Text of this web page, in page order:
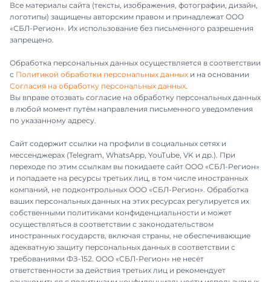
Все материалы сайта (тексты, изображения, фотографии, дизайн,
логотипы) защищены авторским правом и принадлежат ООО
«СБЛ-Регион». Их использование без письменного разрешения
запрещено.
Обработка персональных данных осуществляется в соответствии
с Политикой обработки персональных данных и на основании
Согласия на обработку персональных данных.
Вы вправе отозвать согласие на обработку персональных данных
в любой момент путём направления письменного уведомления
по указанному адресу.
Сайт содержит ссылки на профили в социальных сетях и
мессенджерах (Telegram, WhatsApp, YouTube, VK и др.). При
переходе по этим ссылкам вы покидаете сайт ООО «СБЛ-Регион»
и попадаете на ресурсы третьих лиц, в том числе иностранных
компаний, не подконтрольных ООО «СБЛ-Регион». Обработка
ваших персональных данных на этих ресурсах регулируется их
собственными политиками конфиденциальности и может
осуществляться в соответствии с законодательством
иностранных государств, включая страны, не обеспечивающие
адекватную защиту персональных данных в соответствии с
требованиями ФЗ-152. ООО «СБЛ-Регион» не несёт
ответственности за действия третьих лиц и рекомендует